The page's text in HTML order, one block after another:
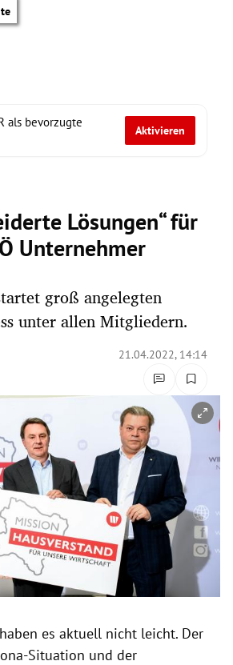
als bevorzugte
Aktivieren
Lösungen“ für
Unternehmer
groß angelegten
unter allen Mitgliedern.
21.04.2022, 14:14
schließen
es aktuell nicht leicht. Der
Situation und der